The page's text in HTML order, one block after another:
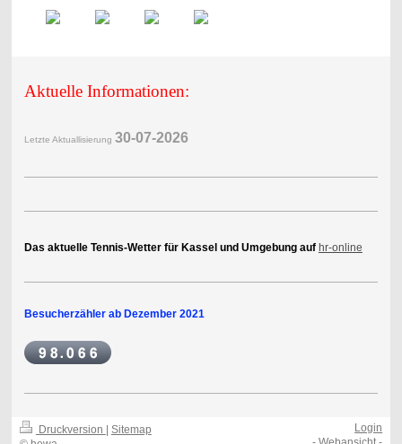
Aktuelle Informationen:
Letzte Aktuallisierung 30-07-2026
Das aktuelle Tennis-Wetter für Kassel und Umgebung auf hr-online
Besucherzähler ab Dezember 2021
Druckversion
Sitemap
Login